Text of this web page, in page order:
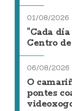
01/08/2026
"Cada
Centro
06/08/2026
O
pontes